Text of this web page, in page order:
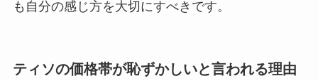
も自分の感じ方を大切にすべきです。
ティソの価格帯が恥ずかしいと言われる理由